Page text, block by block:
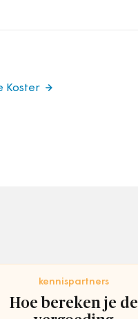
Koster
kennispartners
Hoe bereken je de